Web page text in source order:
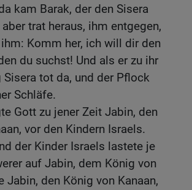
kam Barak, der den Sisera
trat heraus, ihm entgegen,
Komm her, ich will dir den
du suchst! Und als er zu ihr
Sisera tot da, und der Pflock
Schläfe.
Gott zu jener Zeit Jabin, den
vor den Kindern Israels.
der Kinder Israels lastete je
auf Jabin, dem König von
Jabin, den König von Kanaan,